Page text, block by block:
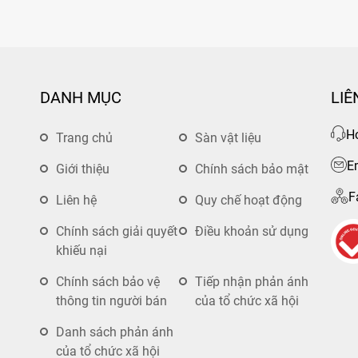
DANH MỤC
Trang chủ Sàn vật liệu
Giới thiệu Chính sách bảo mật
Liên hệ Quy chế hoạt động
Chính sách giải quyết
khiếu nại
Điều khoản sử dụng
Chính sách bảo vệ
thông tin người bán
Tiếp nhận phản ánh
của tổ chức xã hội
Danh sách phản ánh
của tổ chức xã hội